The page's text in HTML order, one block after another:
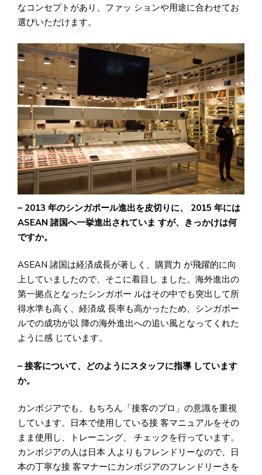
なコンセプトがあり、ファッ ションや用途に合わせてお
選びいただけます。
– 2013 年のシンガポール進出を皮切りに、 2015 年には
ASEAN 諸国へ一挙進出されていま すが、きっかけは何
ですか。
ASEAN 諸国は経済成長が著しく、購買力 が飛躍的に向
上していましたので、そこに着目し ました。海外進出の
第一拠点となったシンガポー ルはその中でも突出して所
得水準も高く、経済成 長率も高かったため、シンガポー
ルでの成功が以 降の海外進出への追い風となってくれた
ように感 じています。
– 接客について、どのようにスタッフに指導 しています
か。
カンボジアでも、もちろん「接客のプロ」の意識を重視
しています。日本で使用している接 客マニュアルをその
まま使用し、トレーニング、 チェックを行っています。
カンボジアの人は日本 人よりもフレンドリーなので、日
本の丁寧な接 客マナーにカンボジアのフレンドリーさを